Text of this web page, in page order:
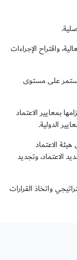
واقتراح الإجراءات
على مستوى
بمعايير الاعتماد
الدولية.
الاعتماد
الاعتماد، وتجديد
واتخاذ القرارات